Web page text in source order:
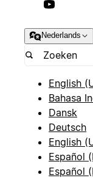
Nederlands
English
Bahasa
Dansk
Deutsch
English
Español
Español